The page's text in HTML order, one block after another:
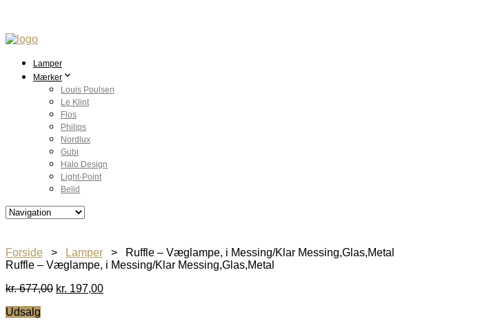
Lamper
Mærker
Louis Poulsen
Le Klint
Flos
Philips
Nordlux
Gubi
Halo Design
Light-Point
Belid
Forside > Lamper > Ruffle – Væglampe, i Messing/Klar Messing,Glas,Metal
Ruffle – Væglampe, i Messing/Klar Messing,Glas,Metal
kr.677,00 Den
kr. 197,00Den
Udsalg